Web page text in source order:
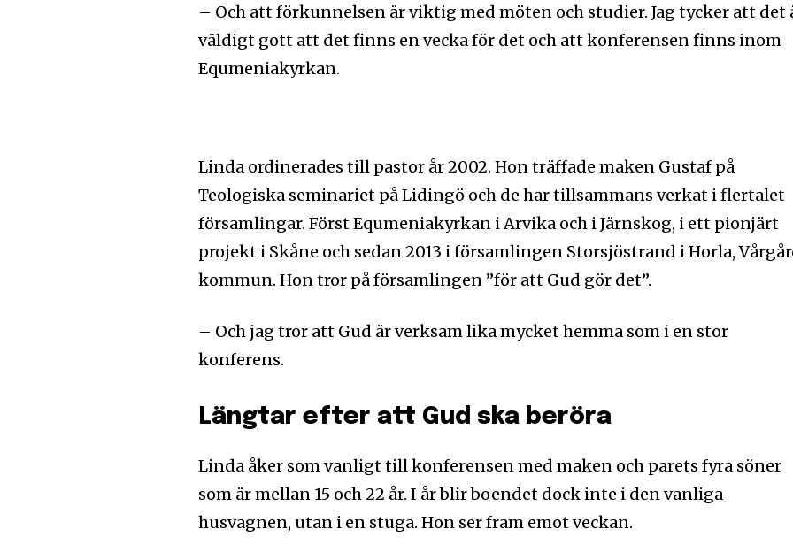
– Och att förkunnelsen är viktig med möten och studier. Jag tycker att det
väldigt gott att det finns en vecka för det och att konferensen finns inom
Equmeniakyrkan.
Linda ordinerades till pastor år 2002. Hon träffade maken Gustaf på
Teologiska seminariet på Lidingö och de har tillsammans verkat i flertalet
församlingar. Först Equmeniakyrkan i Arvika och i Järnskog, i ett pionjärt
projekt i Skåne och sedan 2013 i församlingen Storsjöstrand i Horla,
kommun. Hon tror på församlingen ”för att Gud gör det”.
– Och jag tror att Gud är verksam lika mycket hemma som i en stor
konferens.
Längtar efter att Gud ska beröra
Linda åker som vanligt till konferensen med maken och parets fyra söner
som är mellan 15 och 22 år. I år blir boendet dock inte i den vanliga
husvagnen, utan i en stuga. Hon ser fram emot veckan.